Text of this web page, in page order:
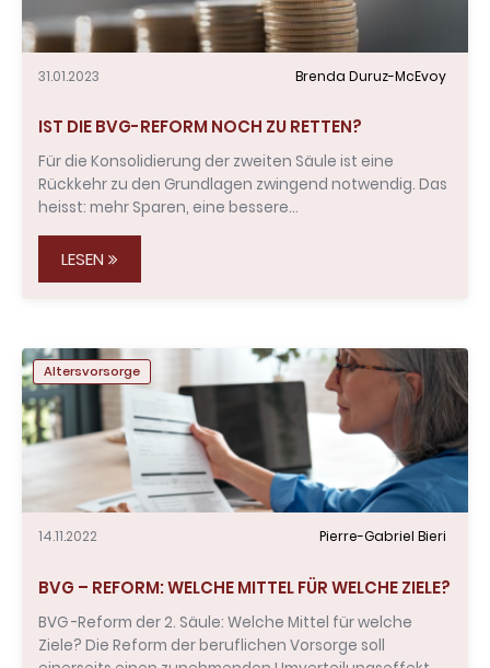
31.01.2023 Brenda Duruz-McEvoy
IST DIE BVG-REFORM NOCH ZU RETTEN?
Für die Konsolidierung der zweiten Säule ist eine
Rückkehr zu den Grundlagen zwingend notwendig. Das
heisst: mehr Sparen, eine bessere…
LESEN
Altersvorsorge
14.11.2022 Pierre-Gabriel Bieri
BVG – REFORM: WELCHE MITTEL FÜR WELCHE ZIELE?
BVG -Reform der 2. Säule: Welche Mittel für welche
Ziele? Die Reform der beruflichen Vorsorge soll